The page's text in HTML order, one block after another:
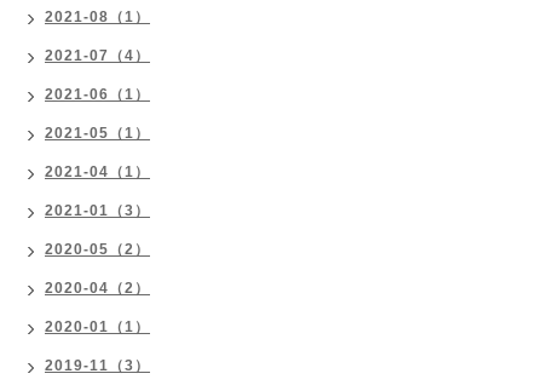
2021-08（1）
2021-07（4）
2021-06（1）
2021-05（1）
2021-04（1）
2021-01（3）
2020-05（2）
2020-04（2）
2020-01（1）
2019-11（3）